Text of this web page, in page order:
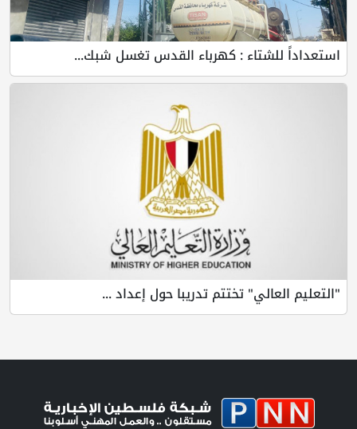
استعداداً للشتاء : كهرباء القدس تغسل شبك...
"التعليم العالي" تختتم تدريبا حول إعداد ...